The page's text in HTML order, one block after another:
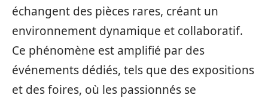
échangent des pièces rares, créant un
environnement dynamique et collaboratif.
Ce phénomène est amplifié par des
événements dédiés, tels que des expositions
et des foires, où les passionnés se